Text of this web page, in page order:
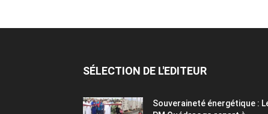
SÉLECTION DE L'EDITEUR
Souveraineté énergétique :